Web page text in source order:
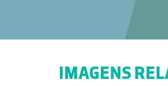
IMAGENS